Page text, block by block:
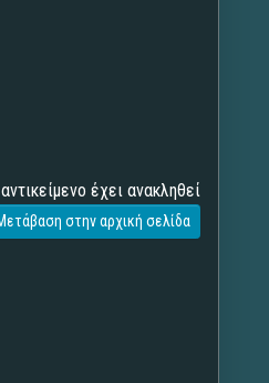
έχει ανακληθεί
στην αρχική σελίδα